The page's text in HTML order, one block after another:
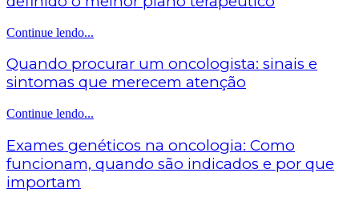
Continue lendo...
Quando procurar um oncologista: sinais e
sintomas que merecem atenção
Continue lendo...
Exames genéticos na oncologia: Como
funcionam, quando são indicados e por que
importam